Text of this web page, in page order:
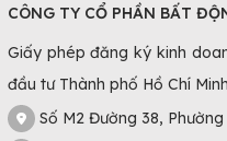
CÔNG TY CỔ PHẦN BẤT
Giấy phép đăng ký kinh
đầu tư Thành phố Hồ Chí
Số M2 Đường 38,